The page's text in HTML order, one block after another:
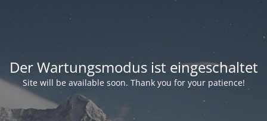
Der Wartungsmodus ist eingeschaltet
Site will be available soon. Thank you for your patience!